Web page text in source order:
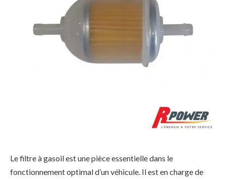
Le filtre à gasoil est une pièce essentielle dans le
fonctionnement optimal d’un véhicule. Il est en charge de